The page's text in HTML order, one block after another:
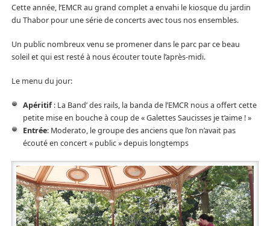
Cette année, l’EMCR au grand complet a envahi le kiosque du jardin
du Thabor pour une série de concerts avec tous nos ensembles.
Un public nombreux venu se promener dans le parc par ce beau
soleil et qui est resté à nous écouter toute l’après-midi.
Le menu du jour:
Apéritif: La Band’ des rails, la banda de l’EMCR nous a offert cette
petite mise en bouche à coup de « Galettes Saucisses je t’aime ! »
Entrée: Moderato, le groupe des anciens que l’on n’avait pas
écouté en concert « public » depuis longtemps